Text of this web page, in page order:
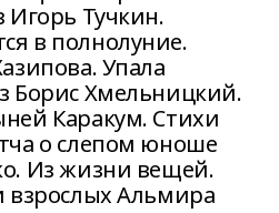
Игорь Тучкин.
в полнолуние.
Упала
Борис Хмельницкий.
Каракум. Стихи
о слепом юноше
Из жизни вещей.
взрослых Альмира